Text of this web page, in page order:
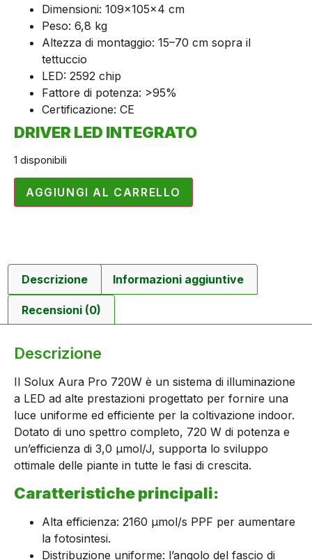
Dimensioni: 109×105×4 cm
Peso: 6,8 kg
Altezza di montaggio: 15–70 cm sopra il
tettuccio
LED: 2592 chip
Fattore di potenza: >95%
Certificazione: CE
DRIVER LED INTEGRATO
1 disponibili
AGGIUNGI AL CARRELLO
Descrizione Informazioni aggiuntive
Recensioni (0)
Descrizione
Il Solux Aura Pro 720W è un sistema di illuminazione
a LED ad alte prestazioni progettato per fornire una
luce uniforme ed efficiente per la coltivazione indoor.
Dotato di uno spettro completo, 720 W di potenza e
un’efficienza di 3,0 μmol/J, supporta lo sviluppo
ottimale delle piante in tutte le fasi di crescita.
Caratteristiche principali:
Alta efficienza: 2160 μmol/s PPF per aumentare
la fotosintesi.
Distribuzione uniforme: l’angolo del fascio di